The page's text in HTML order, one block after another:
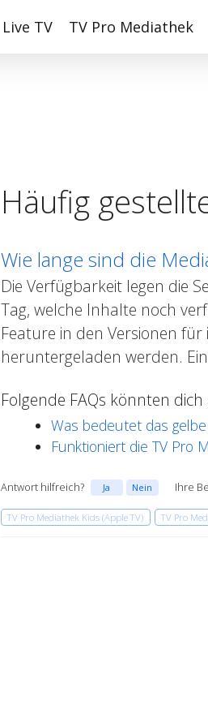
Live TV TV Pro Mediathek
Häufig
Wie lange sind die
Die Verfügbarkeit legen die
Tag, welche Inhalte noch
Feature in den Versionen
heruntergeladen werden.
Folgende FAQs könnten
Was bedeutet das
Funktioniert die TV Pro
Antwort hilfreich? Ja Nein Ihre
TV Pro Mediathek Kids (Apple TV) TV Pro